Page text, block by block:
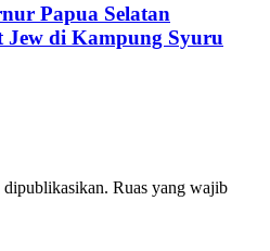
Papua Selatan
Jew di Kampung Syuru
Ruas yang wajib